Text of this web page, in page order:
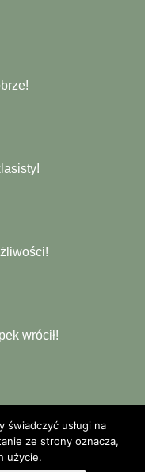
wrócił!
świadczyć usługi na
ze strony oznacza,
użycie.